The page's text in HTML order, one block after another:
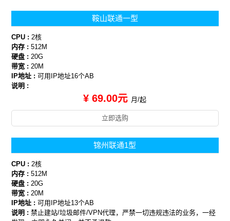
鞍山联通一型
CPU : 2核
内存 :512M
硬盘 : 20G
带宽 : 20M
IP地址 :可用IP地址16个AB
说明 :
¥ 69.00元 月/起
立即选购
锦州联通1型
CPU :2核
内存 :512M
硬盘 :20G
带宽 :20M
IP地址 :可用IP地址13个AB
说明 :禁止建站/垃圾邮件/VPN代理，严禁一切违规违法的业务，一经